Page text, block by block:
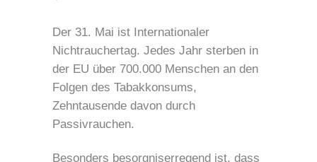
Der 31. Mai ist Internationaler
Nichtrauchertag. Jedes Jahr sterben in
der EU über 700.000 Menschen an den
Folgen des Tabakkonsums,
Zehntausende davon durch
Passivrauchen.
Besonders besorgniserregend ist, dass